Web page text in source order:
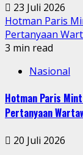
23 Juli 2026
Hotman Paris
Pertanyaan
3 min read
Nasional
Hotman Paris
Pertanyaan
20 Juli 2026